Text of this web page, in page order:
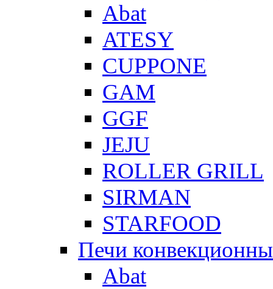
Abat
ATESY
CUPPONE
GAM
GGF
JEJU
ROLLER GRILL
SIRMAN
STARFOOD
Печи
Abat